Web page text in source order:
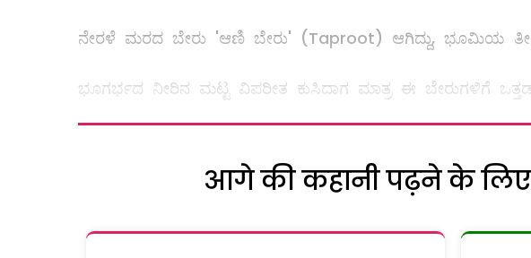
ನೇರಳೆ ಮರದ ಬೇರು 'ಆಣಿ ಬೇರು' (Taproot) ಆಗಿದ್ದು, ಭೂಮಿಯ
ಭೂಗರ್ಭದ ನೀರಿನ ಮಟ್ಟ ವಿಪರೀತ ಕುಸಿದಾಗ ಮಾತ್ರ ಈ ಬೇರುಗಳಿಗೆ
आगे की कहानी पढ़ने के लिए